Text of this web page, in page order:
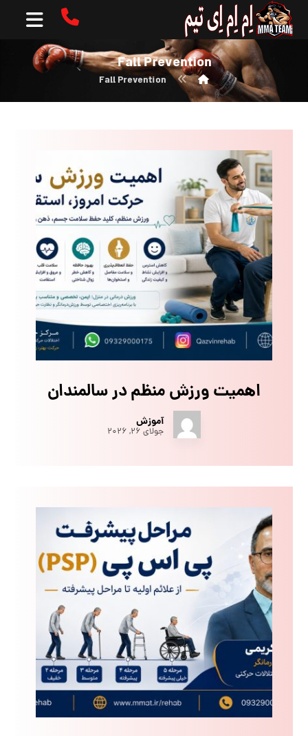
Fall Prevention
Fall Prevention
اهمیت ورزش منظم در سالمندان
آموزش
جولای ۲۶, ۲۰۲۶